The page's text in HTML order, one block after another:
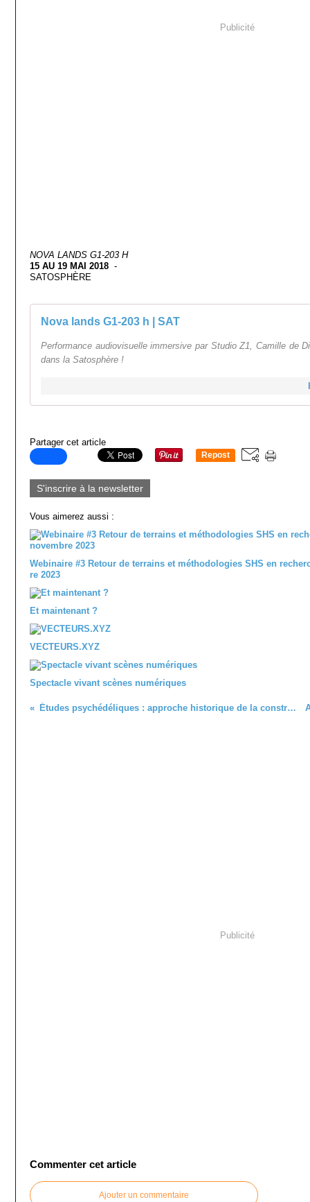
Publicité
NOVA LANDS G1-203 H
15 AU 19 MAI 2018 -
SATOSPHÈRE
Nova lands G1-203 h | SAT
Performance audiovisuelle immersive par Studio Z1, Camille de
dans la Satosphère !
Partager cet article
Repost
S'inscrire à la newsletter
Vous aimerez aussi :
Webinaire #3 Retour de terrains et méthodologies SHS en
re 2023
Et maintenant ?
VECTEURS.XYZ
Spectacle vivant scènes numériques
Études psychédéliques : approche historique de la construction d’un champ disciplinaire
Publicité
Commenter cet article
Ajouter un commentaire